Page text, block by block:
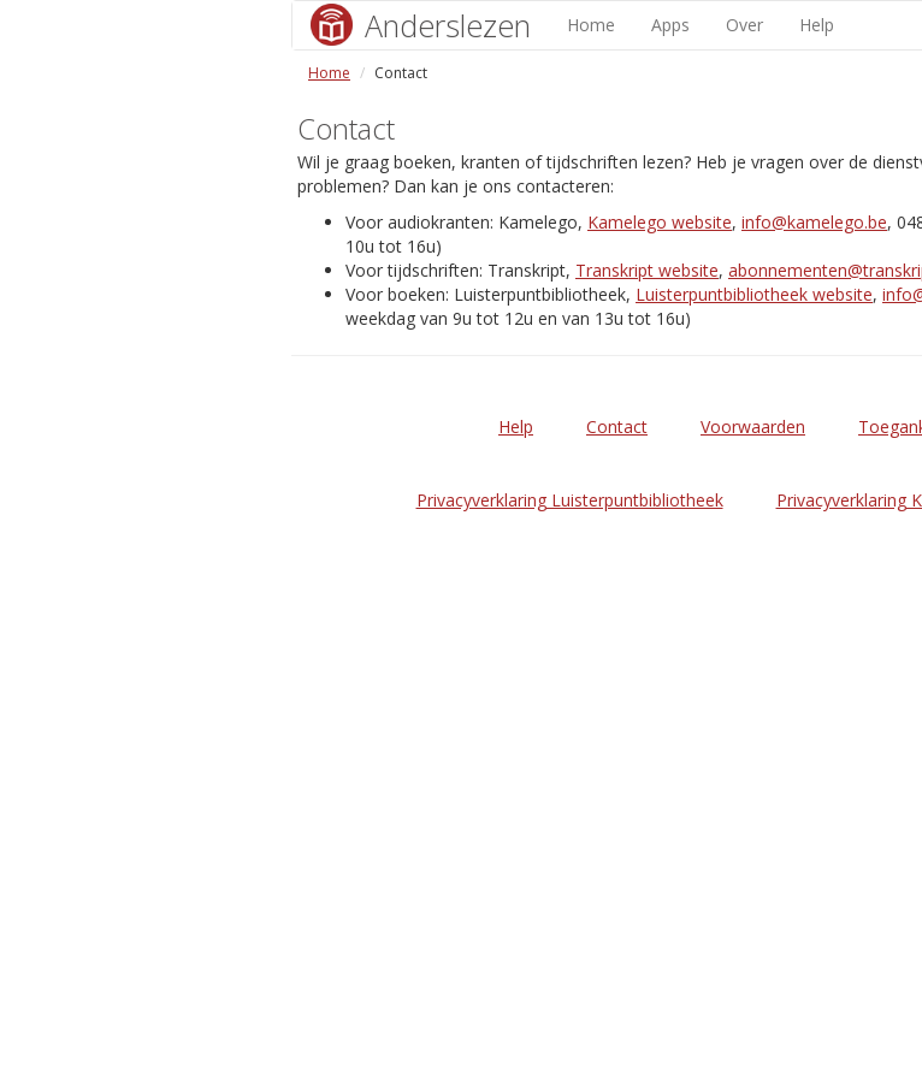
Anderslezen Home Apps Over Help
Home Contact
Contact
Wil je graag boeken, kranten of tijdschriften lezen? Heb je vragen over de
problemen? Dan kan je ons contacteren:
Voor audiokranten: Kamelego, Kamelego website, info@kamelego.be,
10u tot 16u)
Voor tijdschriften: Transkript, Transkript website,
Voor boeken: Luisterpuntbibliotheek, Luisterpuntbibliotheek website,
weekdag van 9u tot 12u en van 13u tot 16u)
Help Contact Voorwaarden
Privacyverklaring Luisterpuntbibliotheek Privacyverklaring